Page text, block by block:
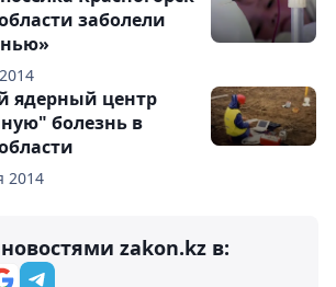
заболели
2014
ядерный центр
болезнь в
zakon.kz в: